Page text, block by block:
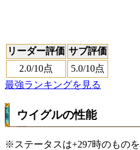
リーダー評価 サブ評価
2.0/10点 5.0/10点
最強ランキングを見る
ウイグルの性能
※ステータスは+297時のもの